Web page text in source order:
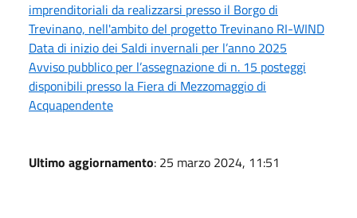
imprenditoriali da realizzarsi presso il Borgo di
Trevinano, nell'ambito del progetto Trevinano RI-WIND
Data di inizio dei Saldi invernali per l’anno 2025
Avviso pubblico per l’assegnazione di n. 15 posteggi
disponibili presso la Fiera di Mezzomaggio di
Acquapendente
Ultimo aggiornamento: 25 marzo 2024, 11:51